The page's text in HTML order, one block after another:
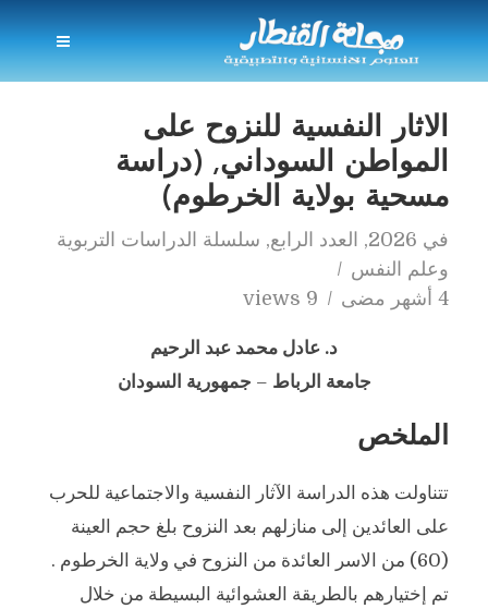
الاثار النفسية للنزوح على
المواطن السوداني, (دراسة
مسحية بولاية الخرطوم)
في 2026
, العدد الرابع, سلسلة الدراسات التربوية
وعلم النفس
4 أشهر مضى
9 views
د. عادل محمد عبد الرحيم
جامعة الرباط – جمهورية السودان
الملخص
تتناولت هذه الدراسة الآثار النفسية والاجتماعية للحرب
على العائدين إلى منازلهم بعد النزوح بلغ حجم العينة
(60) من الاسر العائدة من النزوح في ولاية الخرطوم .
تم إختيارهم بالطريقة العشوائية البسيطة من خلال